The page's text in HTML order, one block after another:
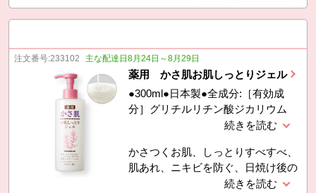
K、スクワラン、ツボクサエキス、
注文番号:233102 主な配達日8月24日～8月29日
薬用 かさ肌お肌しっとりジェル
●300ml●日本製●全成分:［有効成
分］グリチルリチン酸ジカリウム
［その他の成分］精製水、ＢＧ、濃
リー油、ユーカリエキス、セイヨウ
ハッカエキス、レモングラス抽出
液、カモミラエキス−１、グリセリ
かさつくお肌、しっとりすべすべ、
肌あれ、ニキビを防ぐ、日焼け後の
ほてりを防ぐ、皮膚にうるおいを与